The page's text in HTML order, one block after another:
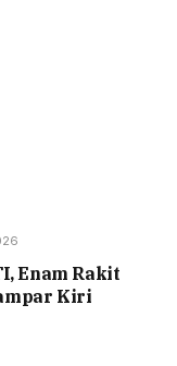
Enam Rakit
Kiri